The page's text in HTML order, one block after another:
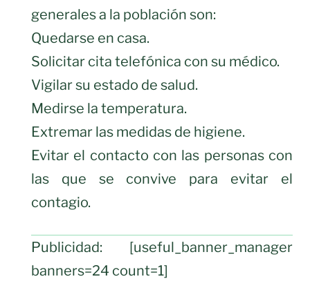
generales a la población son:
Quedarse en casa.
Solicitar cita telefónica con su médico.
Vigilar su estado de salud.
Medirse la temperatura.
Extremar las medidas de higiene.
Evitar el contacto con las personas con
las que se convive para evitar el
contagio.
Publicidad: [useful_banner_manager
banners=24 count=1]